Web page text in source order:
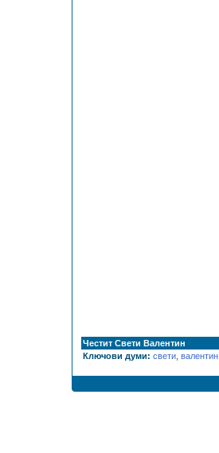
Честит Свети Валентин
Ключови думи: свети валентин